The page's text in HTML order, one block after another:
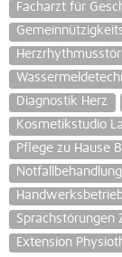
Facharzt für
Diagnostik Herz
Kosmetikstudio
Pflege zu Hause
Sprachstörungen
Extension